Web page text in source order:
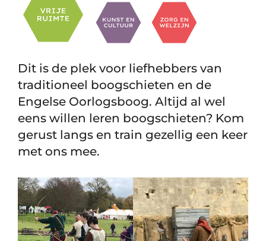
Dit is de plek voor liefhebbers van
traditioneel boogschieten en de
Engelse Oorlogsboog. Altijd al wel
eens willen leren boogschieten? Kom
gerust langs en train gezellig een keer
met ons mee.